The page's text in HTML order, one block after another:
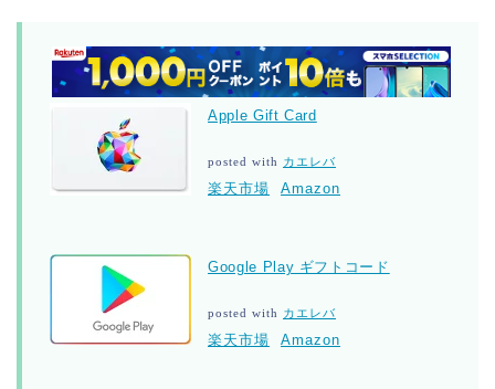
Apple Gift Card
posted with カエレバ
楽天市場 Amazon
Google Play ギフトコード
posted with カエレバ
楽天市場 Amazon